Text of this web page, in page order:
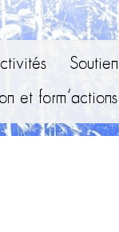
Soutien
et form’actions